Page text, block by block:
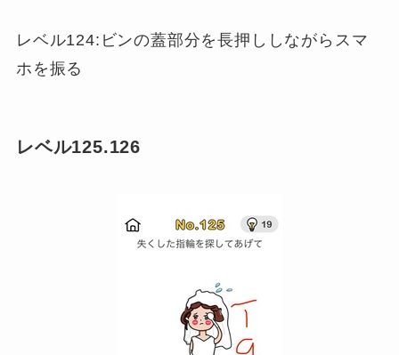
レベル124:ビンの蓋部分を長押ししながらスマ
ホを振る
レベル125.126